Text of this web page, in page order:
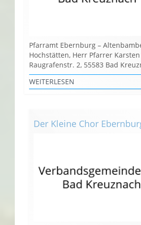
Pfarramt Ebernburg –
Hochstätten, Herr Pfarrer Karsten
Raugrafenstr. 2, 55583 Bad
WEITERLESEN
Der Kleine Chor